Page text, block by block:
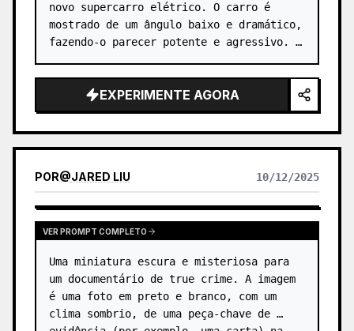
novo supercarro elétrico. O carro é
mostrado de um ângulo baixo e dramático,
fazendo-o parecer potente e agressivo. …
EXPERIMENTE AGORA
POR@JARED LIU 10/12/2025
VER PROMPT COMPLETO
Uma miniatura escura e misteriosa para
um documentário de true crime. A imagem
é uma foto em preto e branco, com um
clima sombrio, de uma peça-chave de